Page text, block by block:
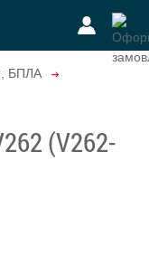
БПЛА
(V262-